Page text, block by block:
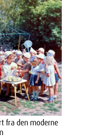
fra den moderne